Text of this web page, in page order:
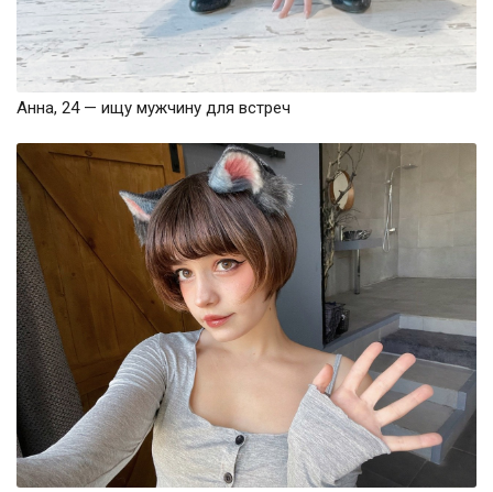
Анна, 24 — ищу мужчину для встреч